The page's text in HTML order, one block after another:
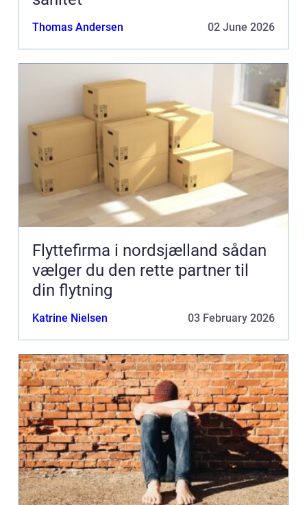
Thomas Andersen 02 June 2026
Flyttefirma i nordsjælland sådan
vælger du den rette partner til
din flytning
Katrine Nielsen 03 February 2026